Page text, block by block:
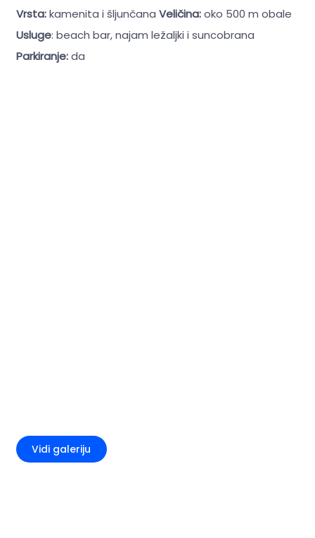
Vrsta:kamenita i šljunčana Veličina:oko 500 m obale
Usluge: beach bar, najam ležaljki i suncobrana
Parkiranje:da
Vidi galeriju